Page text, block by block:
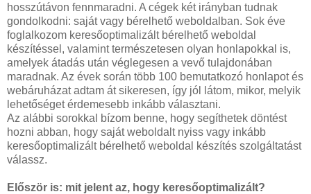
hosszútávon fennmaradni. A cégek két irányban tudnak
gondolkodni: saját vagy bérelhető weboldalban. Sok éve
foglalkozom keresőoptimalizált bérelhető weboldal
készítéssel, valamint természetesen olyan honlapokkal is,
amelyek átadás után véglegesen a vevő tulajdonában
maradnak. Az évek során több 100 bemutatkozó honlapot és
webáruházat adtam át sikeresen, így jól látom, mikor, melyik
lehetőséget érdemesebb inkább választani.
Az alábbi sorokkal bízom benne, hogy segíthetek döntést
hozni abban, hogy saját weboldalt nyiss vagy inkább
keresőoptimalizált bérelhető weboldal készítés szolgáltatást
válassz.
Először is: mit jelent az, hogy keresőoptimalizált?